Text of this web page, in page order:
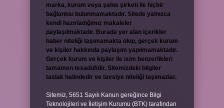
marka, kurum veya şahıs şirketi ile hiçbir
bağlantısı bulunmamaktadır. Sitede yalnızca
kendi hazırladığımız makaleler
paylaşılmaktadır. Burada yer alan içerikler
haber niteliği taşımamakta olup, gerçek kurum
ve kişiler hakkında paylaşım yapılmamaktadır.
Gerçek kurum ve kişiler ile isim benzerlikleri
tamamen tesadüfidir. Sitemizdeki bilgiler
taslak halindedir ve tavsiye niteliği taşımazlar.
Sitemiz, 5651 Sayılı Kanun gereğince Bilgi
Teknolojileri ve İletişim Kurumu (BTK) tarafından